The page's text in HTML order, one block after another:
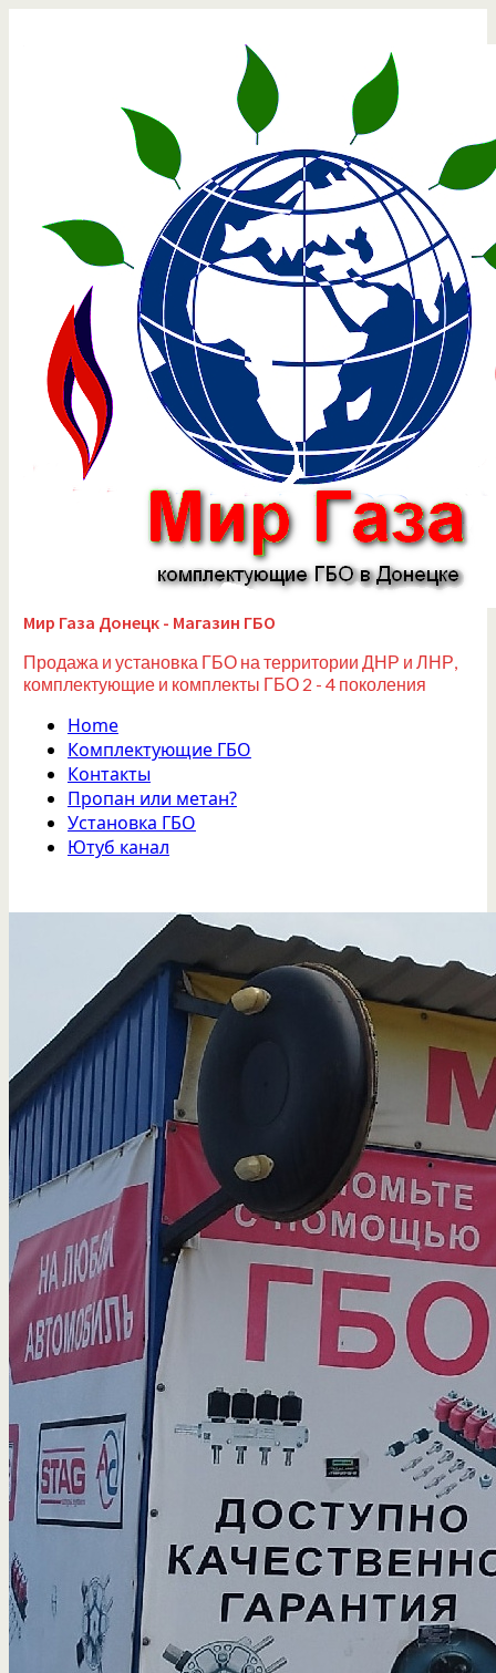
Мир Газа Донецк - Магазин ГБО
Продажа и установка ГБО на территории ДНР и ЛНР,
комплектующие и комплекты ГБО 2 - 4 поколения
Home
Комплектующие ГБО
Контакты
Пропан или метан?
Установка ГБО
Ютуб канал